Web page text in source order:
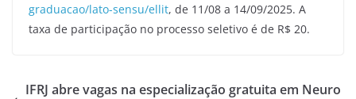
graduacao/lato-sensu/ellit, de 11/08 a 14/09/2025. A
taxa de participação no processo seletivo é de R$ 20.
IFRJ abre vagas na especialização gratuita em Neuro